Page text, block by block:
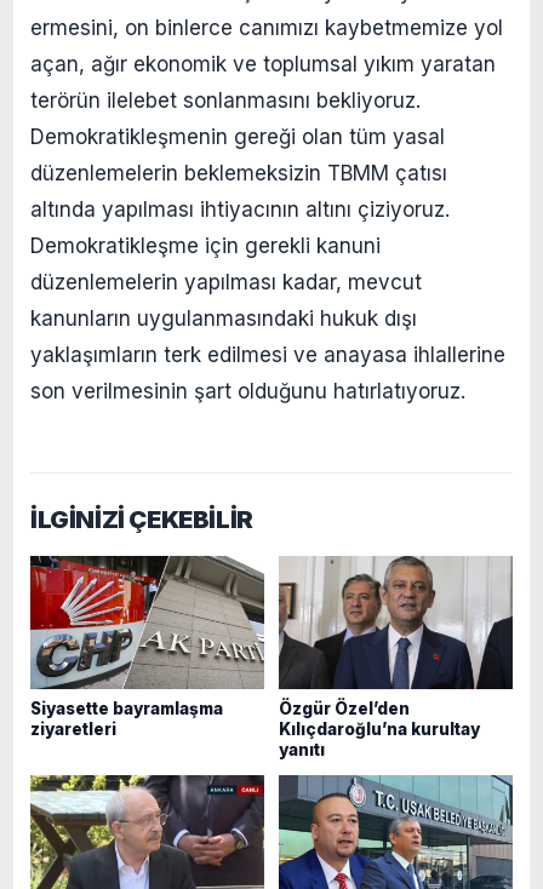
ermesini, on binlerce canımızı kaybetmemize yol
açan, ağır ekonomik ve toplumsal yıkım yaratan
terörün ilelebet sonlanmasını bekliyoruz.
Demokratikleşmenin gereği olan tüm yasal
düzenlemelerin beklemeksizin TBMM çatısı
altında yapılması ihtiyacının altını çiziyoruz.
Demokratikleşme için gerekli kanuni
düzenlemelerin yapılması kadar, mevcut
kanunların uygulanmasındaki hukuk dışı
yaklaşımların terk edilmesi ve anayasa ihlallerine
son verilmesinin şart olduğunu hatırlatıyoruz.
İLGİNİZİ ÇEKEBİLİR
Siyasette bayramlaşma
ziyaretleri
Özgür Özel’den
Kılıçdaroğlu’na kurultay
yanıtı